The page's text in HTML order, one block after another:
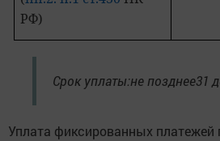
РФ)
Срок уплаты:не позднее31
Уплата фиксированных платежей